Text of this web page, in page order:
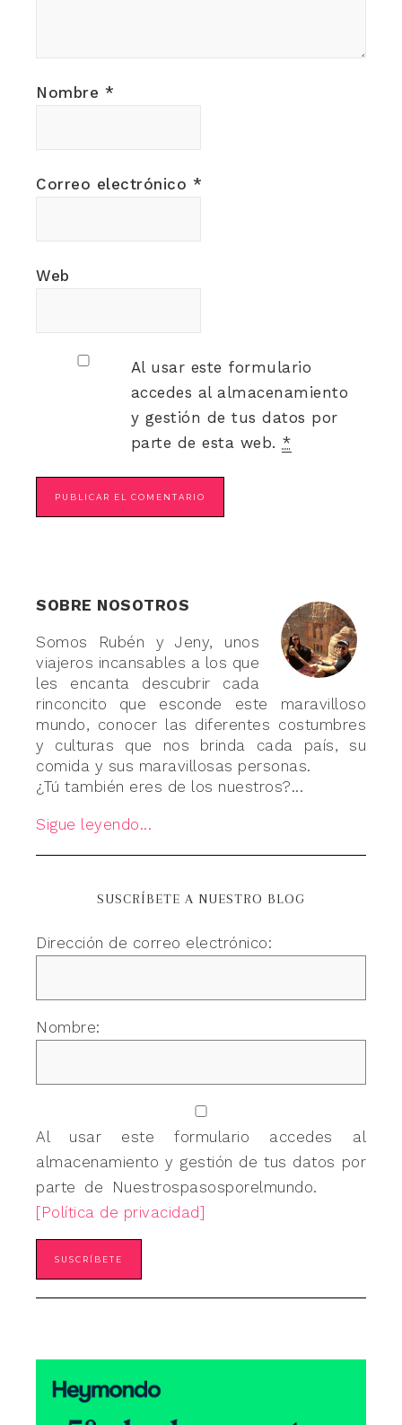
Nombre *
Correo electrónico *
Web
Al usar este formulario
accedes al almacenamiento
y gestión de tus datos por
parte de esta web. *
SOBRE NOSOTROS
Somos Rubén y Jeny, unos
viajeros incansables a los que
les encanta descubrir cada
rinconcito que esconde este maravilloso
mundo, conocer las diferentes costumbres
y culturas que nos brinda cada país, su
comida y sus maravillosas personas.
¿Tú también eres de los nuestros?...
Sigue leyendo...
SUSCRÍBETE A NUESTRO BLOG
Dirección de correo electrónico:
Nombre:
Al usar este formulario accedes al
almacenamiento y gestión de tus datos por
parte de Nuestrospasosporelmundo.
[Política de privacidad]